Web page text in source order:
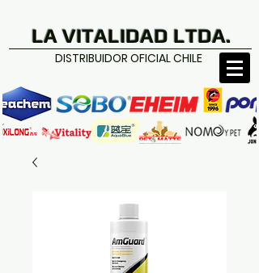
LA VITALIDAD LTDA.
DISTRIBUIDOR OFICIAL CHILE